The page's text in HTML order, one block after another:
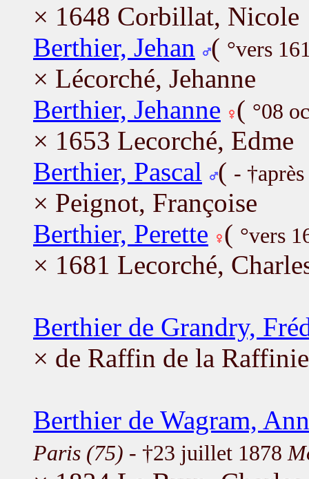
× 1648 Corbillat, Nicole
Berthier, Jehan
( °vers
× Lécorché, Jehanne
Berthier, Jehanne ( °08
× 1653 Lecorché, Edme
Berthier, Pascal
( -
× Peignot, Françoise
Berthier, Perette ( °vers
× 1681 Lecorché,
Berthier de Grandry,
× de Raffin de la
Berthier de Wagram,
Paris (75) - †23 juillet 1878